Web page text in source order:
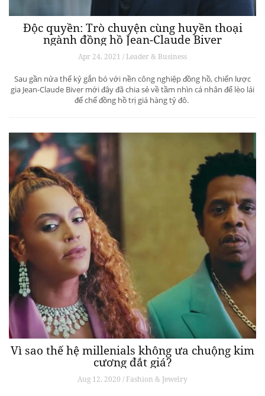
Độc quyền: Trò chuyện cùng huyền thoại
ngành đồng hồ Jean-Claude Biver
Apr 24, 2021 / Leader & Business
Sau gần nửa thế kỷ gắn bó với nền công nghiệp đồng hồ, chiến lược
gia Jean-Claude Biver mới đây đã chia sẻ về tầm nhìn cá nhân để lèo lái
đế chế đồng hồ trị giá hàng tỷ đô.
Vì sao thế hệ millenials không ưa chuộng kim
cương đắt giá?
Aug 12, 2020 / Fashion & Jewelry